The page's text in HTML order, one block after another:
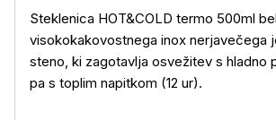
Steklenica HOT&COLD termo 500ml
visokokakovostnega inox nerjavečega
steno, ki zagotavlja osvežitev s hladno
pa s toplim napitkom (12 ur).